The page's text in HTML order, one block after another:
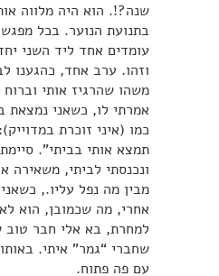
שנה?!. הוא היה מלווה
בתנועת הנוער. בכל מפגש
עומדים אחד ליד השני
וזהו. ערב אחד, כהגענו
משהו שהרגיז אותי
אמרתי לו, כשאני נמצאת
כמו (איני זוכרת
תמצא אותי בביתי”.
ונכנסתי לביתי, משאירה
מבין מה נפל עליו.,
אחרי, מה שכמובן, הוא
למחרת, בא אלי חבר טוב
שחברי “גמר” איתי.
עם פה פתוח.